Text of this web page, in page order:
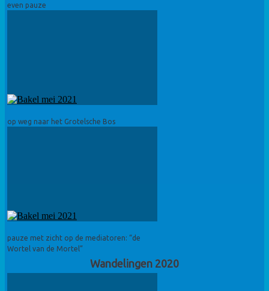
even pauze
op weg naar het Grotelsche Bos
pauze met zicht op de mediatoren: “de
Wortel van de Mortel”
Wandelingen 2020